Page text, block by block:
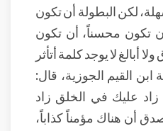
لكن البطولة أن تكون
تكون محسناً، أن تكون
أبالغ لا يوجد كلمة أتأثر
ابن القيم الجوزية، قال:
زاد عليك في الخلق زاد
أن هناك مؤمناً كذاباً،